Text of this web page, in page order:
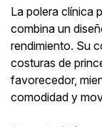
La polera clínica
combina un
rendimiento. Su
costuras de
favorecedor,
comodidad y